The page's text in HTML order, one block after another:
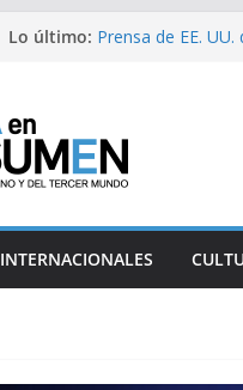
Lo último: Prensa de EE.
lugares de
Fernández de
INTERNACIONALES